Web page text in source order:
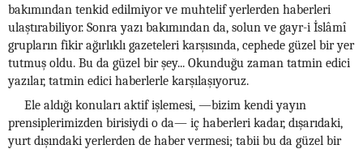
bakımından tenkid edilmiyor ve muhtelif yerlerden haberleri
ulaştırabiliyor. Sonra yazı bakımından da, solun ve gayr-i İslâmî
grupların fikir ağırlıklı gazeteleri karşısında, cephede güzel bir yer
tutmuş oldu. Bu da güzel bir şey... Okunduğu zaman tatmin edici
yazılar, tatmin edici haberlerle karşılaşıyoruz.
Ele aldığı konuları aktif işlemesi, —bizim kendi yayın
prensiplerimizden birisiydi o da— iç haberleri kadar, dışarıdaki,
yurt dışındaki yerlerden de haber vermesi; tabii bu da güzel bir